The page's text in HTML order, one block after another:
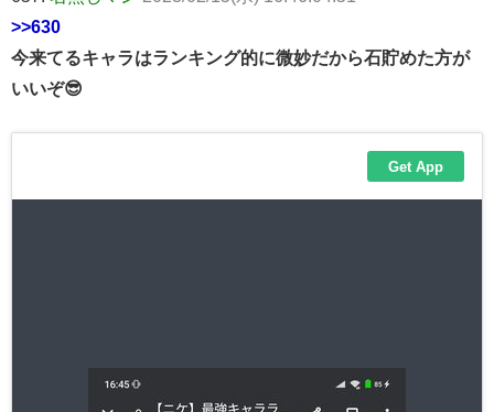
>>630
今来てるキャラはランキング的に微妙だから石貯めた方が
いいぞ😎